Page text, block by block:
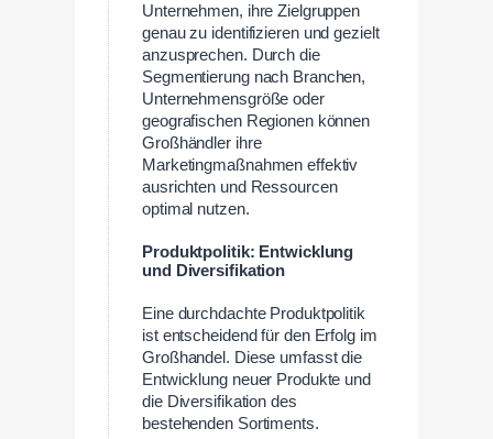
Unternehmen, ihre Zielgruppen
genau zu identifizieren und gezielt
anzusprechen. Durch die
Segmentierung nach Branchen,
Unternehmensgröße oder
geografischen Regionen können
Großhändler ihre
Marketingmaßnahmen effektiv
ausrichten und Ressourcen
optimal nutzen.
Produktpolitik: Entwicklung
und Diversifikation
Eine durchdachte Produktpolitik
ist entscheidend für den Erfolg im
Großhandel. Diese umfasst die
Entwicklung neuer Produkte und
die Diversifikation des
bestehenden Sortiments.